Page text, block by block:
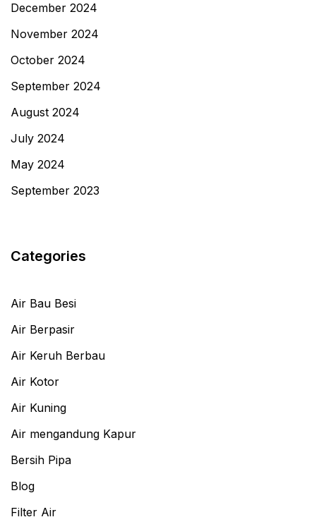
December 2024
November 2024
October 2024
September 2024
August 2024
July 2024
May 2024
September 2023
Categories
Air Bau Besi
Air Berpasir
Air Keruh Berbau
Air Kotor
Air Kuning
Air mengandung Kapur
Bersih Pipa
Blog
Filter Air